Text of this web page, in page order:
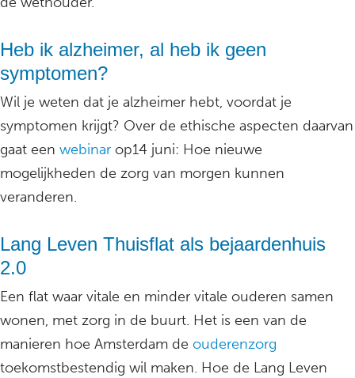
Heb ik alzheimer, al heb ik geen
symptomen?
Wil je weten dat je alzheimer hebt, voordat je
symptomen krijgt? Over de ethische aspecten daarvan
gaat een webinar op14 juni: Hoe nieuwe
mogelijkheden de zorg van morgen kunnen
veranderen.
Lang Leven Thuisflat als bejaardenhuis
2.0
Een flat waar vitale en minder vitale ouderen samen
wonen, met zorg in de buurt. Het is een van de
manieren hoe Amsterdam de ouderenzorg
toekomstbestendig wil maken. Hoe de Lang Leven